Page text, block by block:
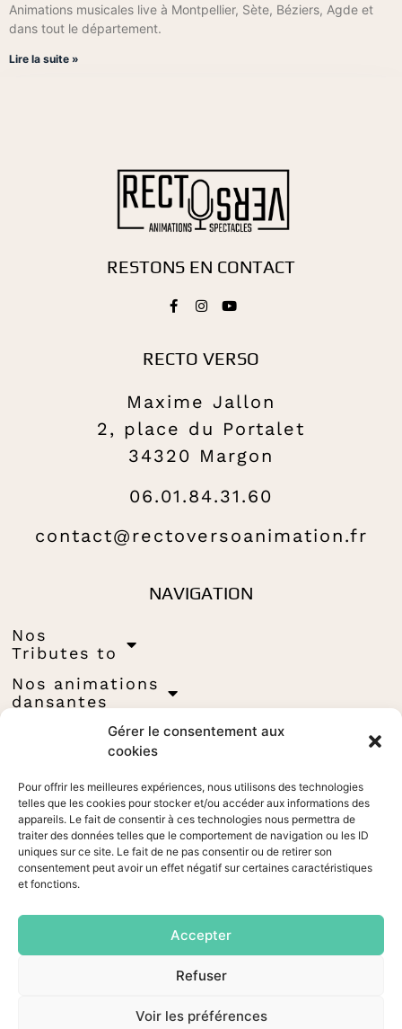
Gérer le consentement aux
cookies
Pour offrir les meilleures expériences, nous utilisons des technologies
telles que les cookies pour stocker et/ou accéder aux informations des
appareils. Le fait de consentir à ces technologies nous permettra de
traiter des données telles que le comportement de navigation ou les ID
uniques sur ce site. Le fait de ne pas consentir ou de retirer son
consentement peut avoir un effet négatif sur certaines caractéristiques
et fonctions.
Accepter
Refuser
Voir les préférences
Animations musicales live à Montpellier, Sète, Béziers, Agde et
dans tout le département.
Lire la suite »
RESTONS EN CONTACT
RECTO VERSO
Maxime Jallon
2, place du Portalet
34320 Margon
06.01.84.31.60
contact@rectoversoanimation.fr
NAVIGATION
Nos
Tributes to
Nos animations
dansantes
spectacles
Évènementiel
Tadaaam !!!
Glamour Queens
Blog